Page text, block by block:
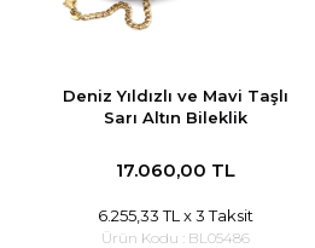
Deniz Yıldızlı ve Mavi Taşlı
Sarı Altın Bileklik
17.060,00 TL
6.255,33 TL x 3 Taksit
Ürün Kodu : BL05486